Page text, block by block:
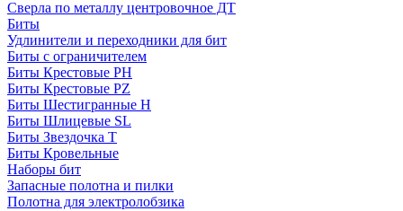
Сверла по металлу центровочное ДТ
Биты
Удлинители и переходники для бит
Биты с ограничителем
Биты Крестовые PH
Биты Крестовые PZ
Биты Шестигранные H
Биты Шлицевые SL
Биты Звездочка T
Биты Кровельные
Наборы бит
Запасные полотна и пилки
Полотна для электролобзика